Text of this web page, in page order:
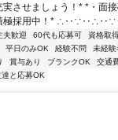
実させましょう！* *・面
積極採用中！*
夫歓迎 60代も応募可 資格取
平日のみOK 経験不問 未経験
賞与あり ブランクOK 交通
達と応募OK